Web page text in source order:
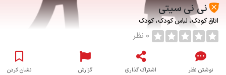
نی نی سیتی
اتاق کودک لباس كودك کودک
0 نظر
نوشتن نظر اشتراک گذاری گزارش نشان کردن